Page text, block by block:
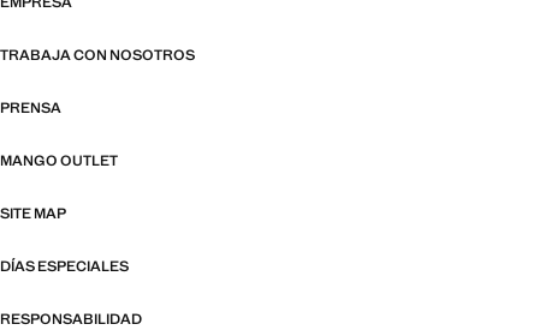
TRABAJA CON NOSOTROS
PRENSA
MANGO OUTLET
SITE MAP
DÍAS ESPECIALES
RESPONSABILIDAD